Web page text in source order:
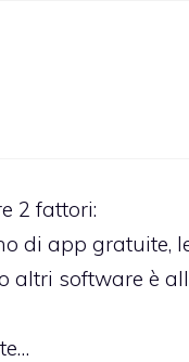
2 fattori:
di app gratuite,
altri software è